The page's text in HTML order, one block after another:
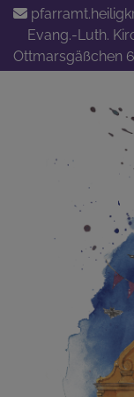
Direkt
zum
Inhalt
Evang.-Luth.
Ottmarsgäßchen 6